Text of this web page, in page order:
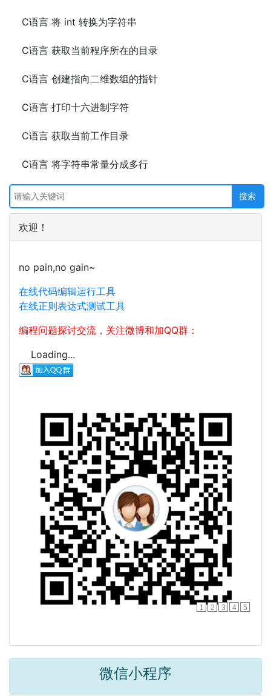
C语言 将 int 转换为字符串
C语言 获取当前程序所在的目录
C语言 创建指向二维数组的指针
C语言 打印十六进制字符
C语言 获取当前工作目录
C语言 将字符串常量分成多行
欢迎！
no pain,no gain~
在线代码编辑运行工具
在线正则表达式测试工具
编程问题探讨交流，关注微博和加QQ群：
Loading...
1 2 3 4 5
微信小程序